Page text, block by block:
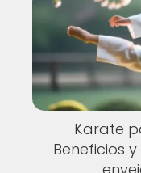
Karate
Beneficios